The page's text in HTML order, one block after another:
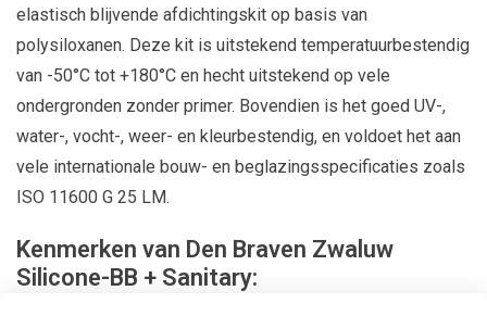
elastisch blijvende afdichtingskit op basis van
polysiloxanen. Deze kit is uitstekend temperatuurbestendig
van -50°C tot +180°C en hecht uitstekend op vele
ondergronden zonder primer. Bovendien is het goed UV-,
water-, vocht-, weer- en kleurbestendig, en voldoet het aan
vele internationale bouw- en beglazingsspecificaties zoals
ISO 11600 G 25 LM.
Kenmerken van Den Braven Zwaluw
Silicone-BB + Sanitary: